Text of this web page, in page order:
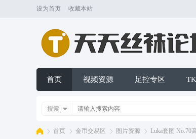
设为首页 收藏本站
首页 视频资源 足控专区
搜索
首页 金币交易区 图片资源 Luka套图 No.70